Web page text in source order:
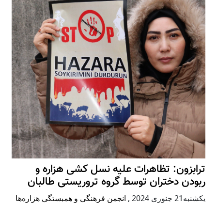
ترابزون: تظاهرات علیه نسل کشی هزاره و
ربودن دختران توسط گروه تروریستی طالبان
يكشنبه21 جنوری 2024 , انجمن فرهنگی و همبستگی هزاره‌ها